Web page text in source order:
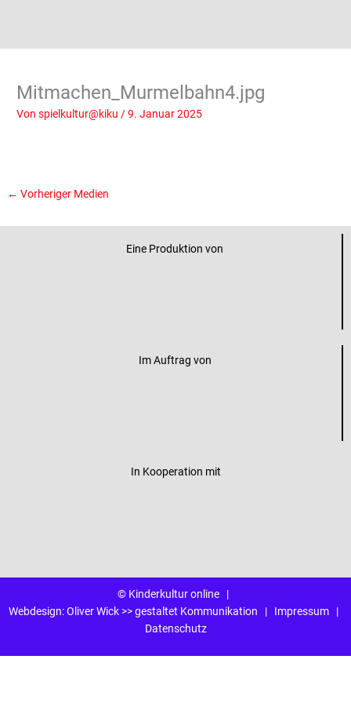
Mitmachen_Murmelbahn4.jpg
Vonspielkultur@kiku/9. Januar 2025
← Vorheriger Medien
Eine Produktion von
Im Auftrag von
In Kooperation mit
© Kinderkultur online |
Webdesign:Oliver Wick >> gestaltet Kommunikation | Impressum|
Datenschutz